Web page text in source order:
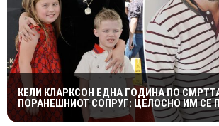
КЕЛИ КЛАРКСОН ЕДНА ГОДИНА ПО
ПОРАНЕШНИОТ СОПРУГ: ЦЕЛОСНО ИМ СЕ
ДЕЦАТА ВО НАЈТЕШКИОТ ПЕРИОД